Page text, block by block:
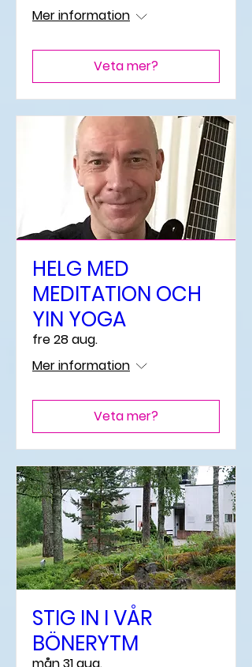
Mer information
Veta mer?
HELG MED
MEDITATION OCH
YIN YOGA
fre 28 aug.
Mer information
Veta mer?
STIG IN I VÅR
BÖNERYTM